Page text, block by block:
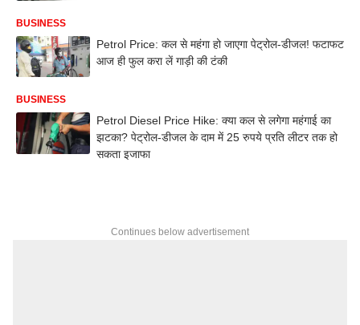
BUSINESS
Petrol Price: कल से महंगा हो जाएगा पेट्रोल-डीजल! फटाफट
आज ही फुल करा लें गाड़ी की टंकी
BUSINESS
Petrol Diesel Price Hike: क्या कल से लगेगा महंगाई का
झटका? पेट्रोल-डीजल के दाम में 25 रुपये प्रति लीटर तक हो
सकता इजाफा
Continues below advertisement